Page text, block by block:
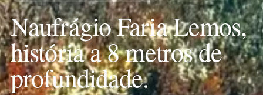
Naufrágio Faria Lemos,
história a 8 metros de
profundidade.